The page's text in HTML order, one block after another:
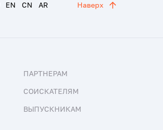
EN CN AR Наверх
ПАРТНЕРАМ
СОИСКАТЕЛЯМ
ВЫПУСКНИКАМ